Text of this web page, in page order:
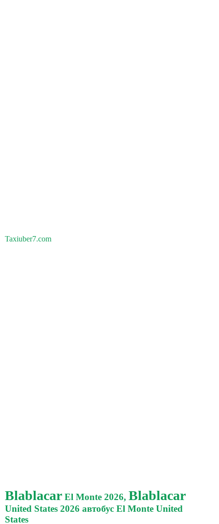
Taxiuber7.com
Blablacar El Monte 2026, Blablacar
United States 2026 автобус El Monte United
States